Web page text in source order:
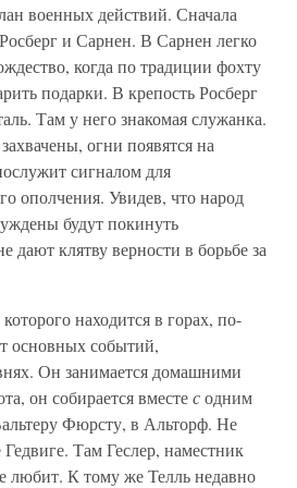
военных действий. Сначала
и Сарнен. В Сарнен легко
когда по традиции фохту
подарки. В крепость Росберг
Там у него знакомая служанка.
огни появятся на
сигналом для
ополчения. Увидев, что народ
будут покинуть
клятву верности в борьбе за
находится в горах, по-
основных событий,
Он занимается домашними
он собирается вместесодним
Фюрсту, в Альторф. Не
Там Геслер, наместник
любит. К тому же Телль недавно